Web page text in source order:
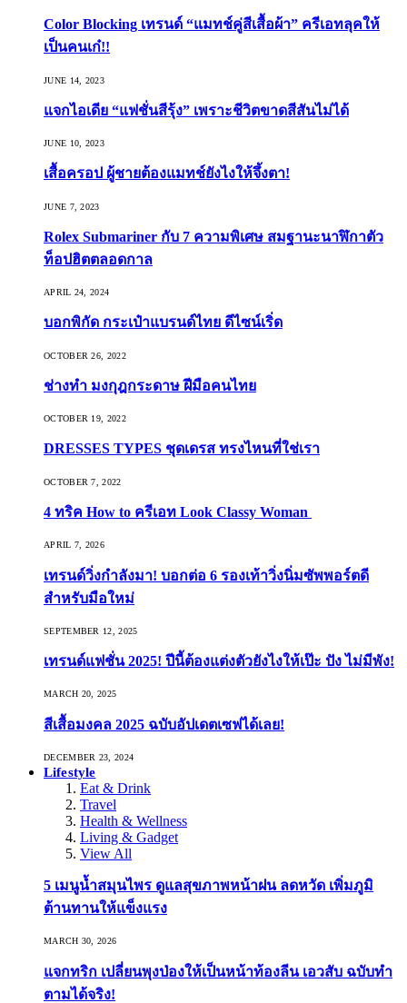
Color Blocking เทรนด์ “แมทช์คู่สีเสื้อผ้า” ครีเอทลุคให้
เป็นคนเก๋!!
JUNE 14, 2023
แจกไอเดีย “แฟชั่นสีรุ้ง” เพราะชีวิตขาดสีสันไม่ได้
JUNE 10, 2023
เสื้อครอป ผู้ชายต้องแมทช์ยังไงให้จึ้งตา!
JUNE 7, 2023
Rolex Submariner กับ 7 ความพิเศษ สมฐานะนาฬิกาตัว
ท็อปฮิตตลอดกาล
APRIL 24, 2024
บอกพิกัด กระเป๋าแบรนด์ไทย ดีไซน์เริ่ด
OCTOBER 26, 2022
ช่างทำ มงกุฎกระดาษ ฝีมือคนไทย
OCTOBER 19, 2022
DRESSES TYPES ชุดเดรส ทรงไหนที่ใช่เรา
OCTOBER 7, 2022
4 ทริค How to ครีเอท Look Classy Woman
APRIL 7, 2026
เทรนด์วิ่งกำลังมา! บอกต่อ 6 รองเท้าวิ่งนิ่มซัพพอร์ตดี
สำหรับมือใหม่
SEPTEMBER 12, 2025
เทรนด์แฟชั่น 2025! ปีนี้ต้องแต่งตัวยังไงให้เป๊ะ ปัง ไม่มีพัง!
MARCH 20, 2025
สีเสื้อมงคล 2025 ฉบับอัปเดตเซฟได้เลย!
DECEMBER 23, 2024
Lifestyle
Eat & Drink
Travel
Health & Wellness
Living & Gadget
View All
5 เมนูน้ำสมุนไพร ดูแลสุขภาพหน้าฝน ลดหวัด เพิ่มภูมิ
ต้านทานให้แข็งแรง
MARCH 30, 2026
แจกทริก เปลี่ยนพุงป่องให้เป็นหน้าท้องลีน เอวสับ ฉบับทำ
ตามได้จริง!